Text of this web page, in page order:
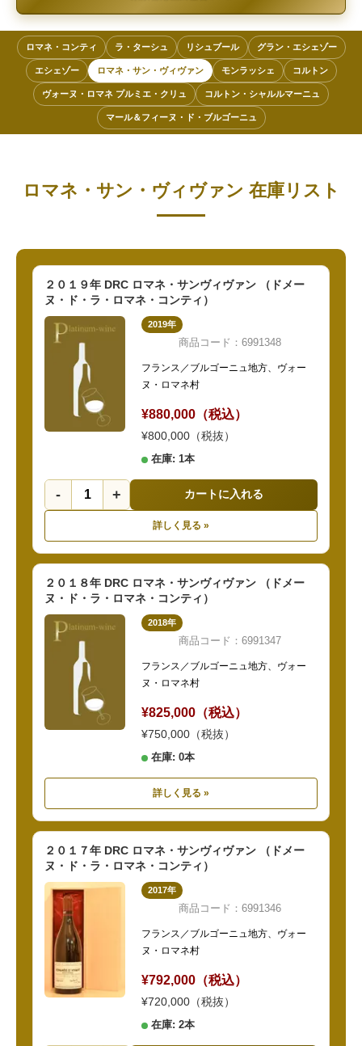
ロマネ・コンティ ラ・ターシュ リシュブール グラン・エシェゾー
エシェゾー ロマネ・サン・ヴィヴァン モンラッシェ コルトン
ヴォーヌ・ロマネ プルミエ・クリュ コルトン・シャルルマーニュ
マール＆フィーヌ・ド・ブルゴーニュ
ロマネ・サン・ヴィヴァン 在庫リスト
２０１９年 DRC ロマネ・サンヴィヴァン （ドメー
ヌ・ド・ラ・ロマネ・コンティ）
2019年
商品コード：6991348
フランス／ブルゴーニュ地方、ヴォー
ヌ・ロマネ村
¥880,000（税込）
¥800,000（税抜）
在庫: 1本
- + カートに入れる
詳しく見る »
２０１８年 DRC ロマネ・サンヴィヴァン （ドメー
ヌ・ド・ラ・ロマネ・コンティ）
2018年
商品コード：6991347
フランス／ブルゴーニュ地方、ヴォー
ヌ・ロマネ村
¥825,000（税込）
¥750,000（税抜）
在庫: 0本
詳しく見る »
２０１７年 DRC ロマネ・サンヴィヴァン （ドメー
ヌ・ド・ラ・ロマネ・コンティ）
2017年
商品コード：6991346
フランス／ブルゴーニュ地方、ヴォー
ヌ・ロマネ村
¥792,000（税込）
¥720,000（税抜）
在庫: 2本